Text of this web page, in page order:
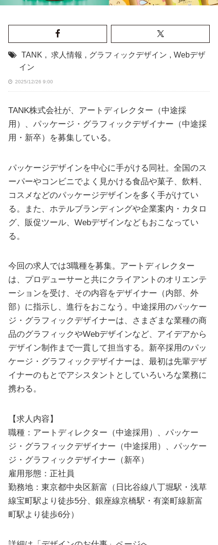
TANK , 求人情報 , グラフィックデザイン , Webデザ
イン
2025/12/26 9:00
TANK株式会社が、アートディレクター（中途採
用）、パッケージ・グラフィックデザイナー（中途採
用・新卒）を募集している。
パッケージデザインを中心に手がける同社。全国のス
ーパーやコンビニでよく見かける食品や菓子、飲料、
コスメなどのパッケージデザインを多く手がけてい
る。また、ホテルブランディングや企業案内・カタロ
グ、販促ツール、Webデザインなどもおこなってい
る。
今回の求人では3職種を募集。アートディレクター
は、プロデューサーと共にクライアントのオリエンテ
ーションを受け、その内容をデザイナー（内部、外
部）に指示し、進行をおこなう。中途採用のパッケー
ジ・グラフィックデザイナーは、さまざまな業種の商
品のグラフィックやWebデザインなど、アイデアから
デザイン制作まで一貫して担当する。新卒採用のパッ
ケージ・グラフィックデザイナーは、最初は先輩デザ
イナーのもとでアシスタントとしていろいろな業務に
携わる。
【求人内容】
職種：アートディレクター（中途採用）、パッケー
ジ・グラフィックデザイナー（中途採用）、パッケー
ジ・グラフィックデザイナー（新卒）
雇用形態：正社員
勤務地：東京都中央区新富（日比谷線八丁堀駅・浅草
線宝町駅より徒歩5分、銀座線京橋駅・有楽町線新富
町駅より徒歩6分）